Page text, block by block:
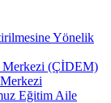
Yönelik
Merkezi (ÇİDEM)
Eğitim Aile